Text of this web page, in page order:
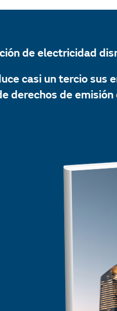
de electricidad
casi un tercio sus
derechos de